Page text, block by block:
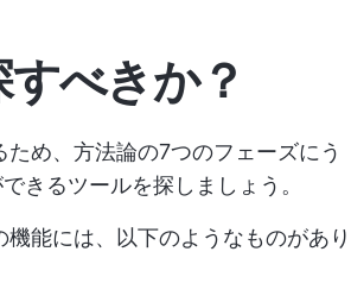
べきか？
め、方法論の7つのフェーズにう
きるツールを探しましょう。
能には、以下のようなものがあり